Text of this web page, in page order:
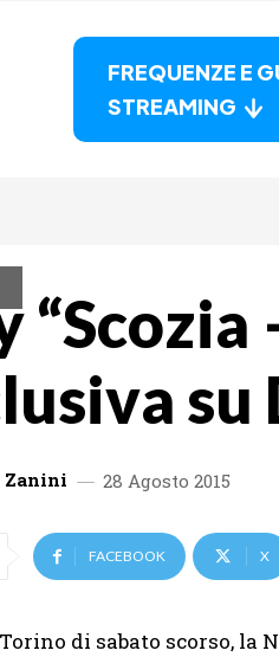
FREQUENZE E
STREAMING
Zanini 28 Agosto 2015
FACEBOOK X
Torino di sabato scorso,